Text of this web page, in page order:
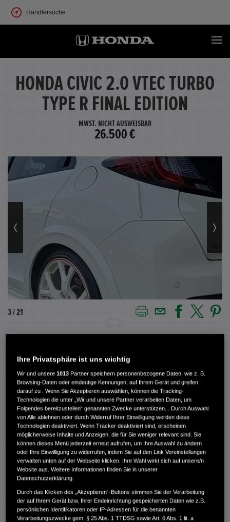
Händlersuche
HONDA CIVIC 2.0 VTEC TURBO
TYPE R FINAL EDITION
MWST. NICHT AUSWEISBAR
26.500 €
3 / 21
Kilometerstand 113.500 km
Kraftstoffart Super
Getriebe Schaltgetriebe
Türen 5
Leistung 228 kW / 310 PS
Hubraum 1.996 cm³
Erstzulassung 02.2017
Ihre Privatsphäre ist uns wichtig
Wir und unsere1013 Partner speichern personenbezogene Daten, wie z. B.
Browsing-Daten oder eindeutige Kennungen, auf Ihrem Gerät und greifen
darauf zu . Wenn Sie Akzeptieren auswählen, können die Tracking-
Technologien die unter „Wir und unsere Partner verarbeiten Daten, um
Folgendes bereitzustellen“ genannten Zwecke unterstützen. . Durch Auswahl
von Alle ablehnen oder durch Widerruf Ihrer Einwilligung werden diese
Technologien deaktiviert. Wenn Tracker deaktiviert sind, erscheinen
möglicherweise Inhalte und Anzeigen, die für Sie weniger relevant sind. Sie
können dieses Menü jederzeit erneut aufrufen, um Ihre Auswahl zu ändern
oder Ihre Einwilligung zu widerrufen, indem Sie auf den Link Voreinstellungen
verwalten unten auf der Webseite klicken. Ihre Wahl wirkt sich auf unsere/n
Website aus. Weitere Informationen finden Sie in unserer
Datenschutzerklärung.
Durch das Klicken des „Akzeptieren“-Buttons stimmen Sie der Verarbeitung
der auf Ihrem Gerät bzw. Ihrer Endeinrichtung gespeicherten Daten wie z.B.
persönlichen Identifikatoren oder IP-Adressen für die benannten
Verarbeitungszwecke gem. § 25 Abs. 1 TTDSG sowie Art. 6 Abs. 1 lit. a